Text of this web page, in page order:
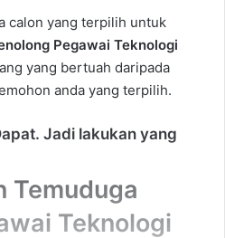
calon yang terpilih untuk
Pegawai Teknologi
yang bertuah daripada
anda yang terpilih.
Jadi lakukan yang
Temuduga
Teknologi